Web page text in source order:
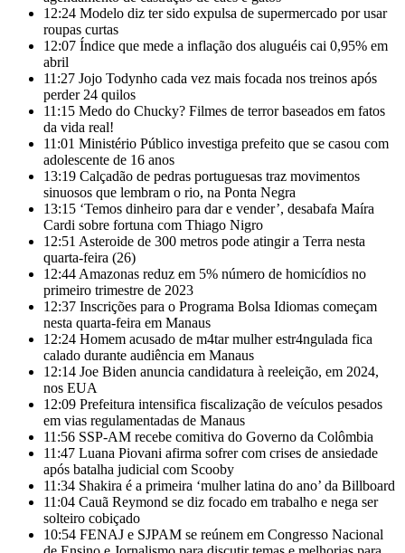
12:24 Modelo diz ter sido expulsa de supermercado por usar
roupas curtas
12:07 Índice que mede a inflação dos aluguéis cai 0,95% em
abril
11:27 Jojo Todynho cada vez mais focada nos treinos após
perder 24 quilos
11:15 Medo do Chucky? Filmes de terror baseados em fatos
da vida real!
11:01 Ministério Público investiga prefeito que se casou com
adolescente de 16 anos
13:19 Calçadão de pedras portuguesas traz movimentos
sinuosos que lembram o rio, na Ponta Negra
13:15 ‘Temos dinheiro para dar e vender’, desabafa Maíra
Cardi sobre fortuna com Thiago Nigro
12:51 Asteroide de 300 metros pode atingir a Terra nesta
quarta-feira (26)
12:44 Amazonas reduz em 5% número de homicídios no
primeiro trimestre de 2023
12:37 Inscrições para o Programa Bolsa Idiomas começam
nesta quarta-feira em Manaus
12:24 Homem acusado de m4tar mulher estr4ngulada fica
calado durante audiência em Manaus
12:14 Joe Biden anuncia candidatura à reeleição, em 2024,
nos EUA
12:09 Prefeitura intensifica fiscalização de veículos pesados
em vias regulamentadas de Manaus
11:56 SSP-AM recebe comitiva do Governo da Colômbia
11:47 Luana Piovani afirma sofrer com crises de ansiedade
após batalha judicial com Scooby
11:34 Shakira é a primeira ‘mulher latina do ano’ da Billboard
11:04 Cauã Reymond se diz focado em trabalho e nega ser
solteiro cobiçado
10:54 FENAJ e SJPAM se reúnem em Congresso Nacional